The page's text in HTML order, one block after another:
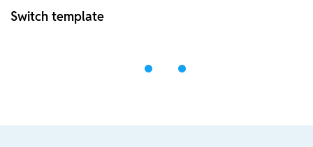
Switch template